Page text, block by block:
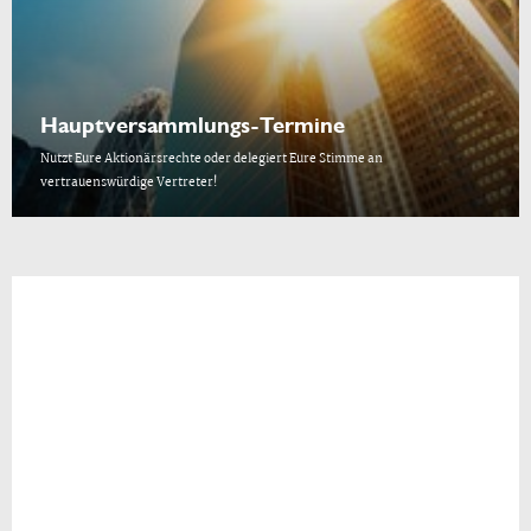
Hauptversammlungs-Termine
Nutzt Eure Aktionärsrechte oder delegiert Eure Stimme an
vertrauenswürdige Vertreter!